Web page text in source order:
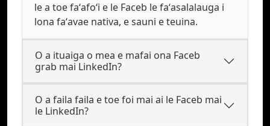
le a toe faʻafoʻi e le Faceb le faʻasalalauga i
lona faʻavae nativa, e sauni e teuina.
O a ituaiga o mea e mafai ona Faceb
grab mai LinkedIn?
O a faila faila e toe foi mai ai le Faceb mai
le LinkedIn?